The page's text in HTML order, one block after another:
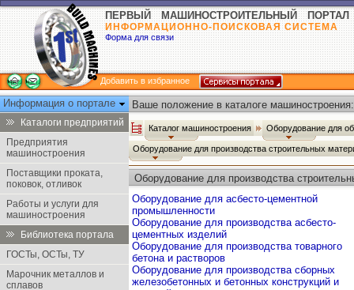
ПЕРВЫЙ МАШИНОСТРОИТЕЛЬНЫЙ ПОРТАЛ
ИНФОРМАЦИОННО-ПОИСКОВАЯ СИСТЕМА
Форма для связи
Добавить в избранное
Информация о портале
Каталоги предприятий
Предприятия
машиностроения
Поставщики проката,
поковок, отливок
Работы и услуги для
машиностроения
Библиотека портала
ГОСТы, ОСТы, ТУ
Марочник металлов и
сплавов
Ваше положение в каталоге машиностроения:
Каталог машиностроения Оборудование для
Оборудование для производства строительных
Оборудование для производства
Оборудование для асбесто-цементной
промышленности
Оборудование для производства асбесто-
цементных изделий
Оборудование для производства товарного
бетона и растворов
Оборудование для производства сборных
железобетонных и бетонных конструкций и